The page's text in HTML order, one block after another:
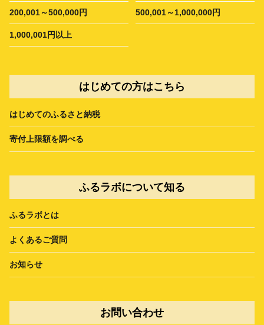
200,001～500,000円 500,001～1,000,000円
1,000,001円以上
はじめての方はこちら
はじめてのふるさと納税
寄付上限額を調べる
ふるラボについて知る
ふるラボとは
よくあるご質問
お知らせ
お問い合わせ